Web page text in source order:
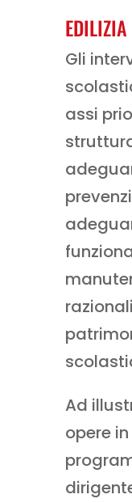
Gli
assi
Ad
opere